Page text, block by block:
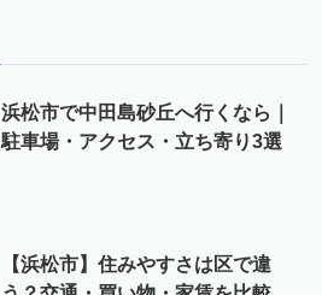
浜松市で中田島砂丘へ行くなら｜
駐車場・アクセス・立ち寄り3選
【浜松市】住みやすさは区で違